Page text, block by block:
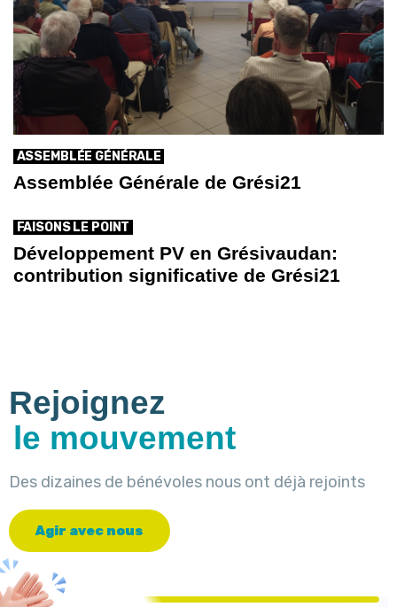
ASSEMBLÉE GÉNÉRALE
Assemblée Générale de Grési21
FAISONS LE POINT
Développement PV en Grésivaudan:
contribution significative de Grési21
Rejoignez
le mouvement
Des dizaines de bénévoles nous ont déjà rejoints
Agir avec nous